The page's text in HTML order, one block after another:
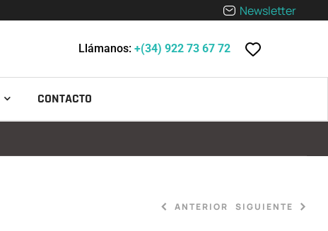
Newsletter
Llámanos: +(34) 922 73 67 72
CONTACTO
ANTERIOR SIGUIENTE